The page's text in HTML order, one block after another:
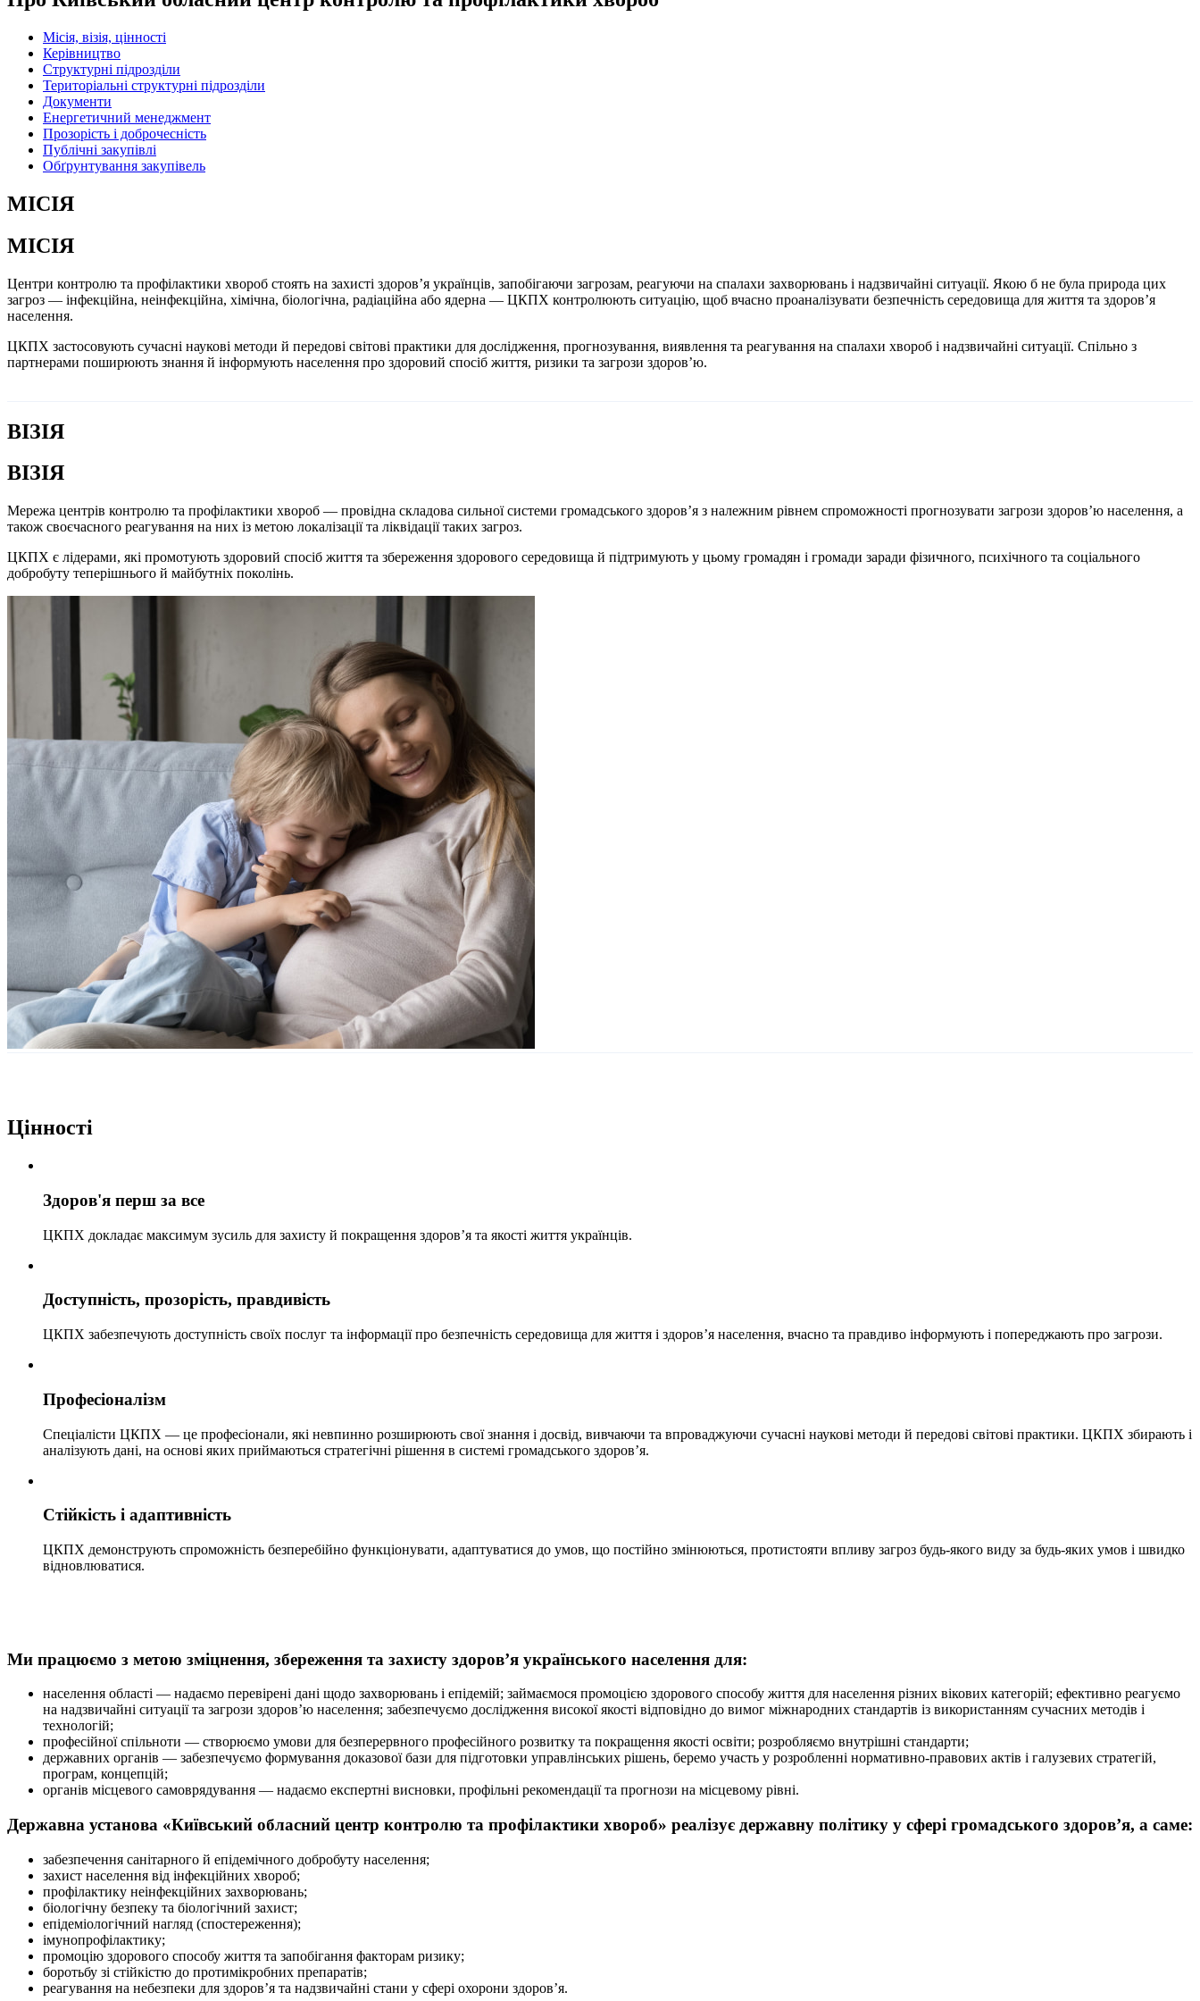
Місія, візія, цінності
Керівництво
Структурні підрозділи
Територіальні структурні підрозділи
Документи
Енергетичний менеджмент
Прозорість і доброчесність
Публічні закупівлі
Обґрунтування закупівель
МІСІЯ
МІСІЯ
Центри контролю та профілактики хвороб стоять на захисті здоров’я українців, запобігаючи загрозам, реагуючи на спалахи захворювань і надзвичайні ситуації. Якою б не була природа цих
загроз — інфекційна, неінфекційна, хімічна, біологічна, радіаційна або ядерна — ЦКПХ контролюють ситуацію, щоб вчасно проаналізувати безпечність середовища для життя та здоров’я
населення.
ЦКПХ застосовують сучасні наукові методи й передові світові практики для дослідження, прогнозування, виявлення та реагування на спалахи хвороб і надзвичайні ситуації. Спільно з
партнерами поширюють знання й інформують населення про здоровий спосіб життя, ризики та загрози здоров’ю.
ВІЗІЯ
ВІЗІЯ
Мережа центрів контролю та профілактики хвороб — провідна складова сильної системи громадського здоров’я з належним рівнем спроможності прогнозувати загрози здоров’ю населення, а
також своєчасного реагування на них із метою локалізації та ліквідації таких загроз.
ЦКПХ є лідерами, які промотують здоровий спосіб життя та збереження здорового середовища й підтримують у цьому громадян і громади заради фізичного, психічного та соціального
добробуту теперішнього й майбутніх поколінь.
Цінності
Здоров'я перш за все
ЦКПХ докладає максимум зусиль для захисту й покращення здоровʼя та якості життя українців.
Доступність, прозорість, правдивість
ЦКПХ забезпечують доступність своїх послуг та інформації про безпечність середовища для життя і здоров’я населення, вчасно та правдиво інформують і попереджають про загрози.
Професіоналізм
Спеціалісти ЦКПХ — це професіонали, які невпинно розширюють свої знання і досвід, вивчаючи та впроваджуючи сучасні наукові методи й передові світові практики. ЦКПХ збирають і
аналізують дані, на основі яких приймаються стратегічні рішення в системі громадського здоров’я.
Стійкість і адаптивність
ЦКПХ демонструють спроможність безперебійно функціонувати, адаптуватися до умов, що постійно змінюються, протистояти впливу загроз будь-якого виду за будь-яких умов і швидко
відновлюватися.
Ми працюємо з метою зміцнення, збереження та захисту здоров’я українського населення для:
населення області — надаємо перевірені дані щодо захворювань і епідемій; займаємося промоцією здорового способу життя для населення різних вікових категорій; ефективно реагуємо
на надзвичайні ситуації та загрози здоров’ю населення; забезпечуємо дослідження високої якості відповідно до вимог міжнародних стандартів із використанням сучасних методів і
технологій;
професійної спільноти — створюємо умови для безперервного професійного розвитку та покращення якості освіти; розробляємо внутрішні стандарти;
державних органів — забезпечуємо формування доказової бази для підготовки управлінських рішень, беремо участь у розробленні нормативно-правових актів і галузевих стратегій,
програм, концепцій;
органів місцевого самоврядування — надаємо експертні висновки, профільні рекомендації та прогнози на місцевому рівні.
Державна установа «Київський обласний центр контролю та профілактики хвороб» реалізує державну політику у сфері громадського здоров’я, а саме:
забезпечення санітарного й епідемічного добробуту населення;
захист населення від інфекційних хвороб;
профілактику неінфекційних захворювань;
біологічну безпеку та біологічний захист;
епідеміологічний нагляд (спостереження);
імунопрофілактику;
промоцію здорового способу життя та запобігання факторам ризику;
боротьбу зі стійкістю до протимікробних препаратів;
реагування на небезпеки для здоров’я та надзвичайні стани у сфері охорони здоров’я.